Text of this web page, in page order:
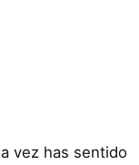
vez has sentido